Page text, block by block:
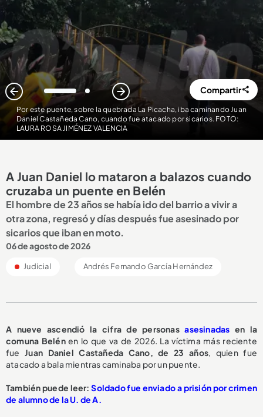
Por este puente, sobre la quebrada La Picacha, iba caminando Juan
Daniel Castañeda Cano, cuando fue atacado por sicarios. FOTO:
LAURA ROSA JIMÉNEZ VALENCIA
1 2 Compartir
A Juan Daniel lo mataron a balazos cuando
cruzaba un puente en Belén
El hombre de 23 años se había ido del barrio a vivir a
otra zona, regresó y días después fue asesinado por
sicarios que iban en moto.
06 de agosto de 2026
Judicial Andrés Fernando García Hernández
A nueve ascendió la cifra de personasasesinadas en la
comuna Belénen lo que va de 2026. La víctima más reciente
fueJuan Daniel Castañeda Cano, de 23 años, quien fue
atacado a bala mientras caminaba por un puente.
También puede leer:Soldado fue enviado a prisión por crimen
de alumno de la U. de A.